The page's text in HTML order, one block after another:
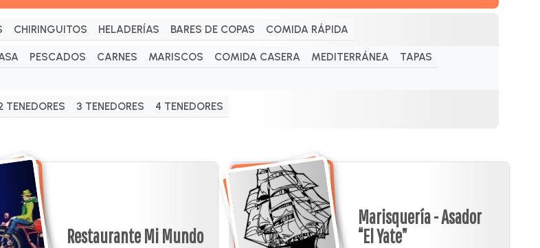
CHIRINGUITOS HELADERÍAS BARES DE COPAS COMIDA RÁPIDA
PESCADOS CARNES MARISCOS COMIDA CASERA MEDITERRÁNEA
TAPAS
TENEDORES 3 TENEDORES 4 TENEDORES
Restaurante Mi Mundo
Marisquería - Asador
“El Yate”